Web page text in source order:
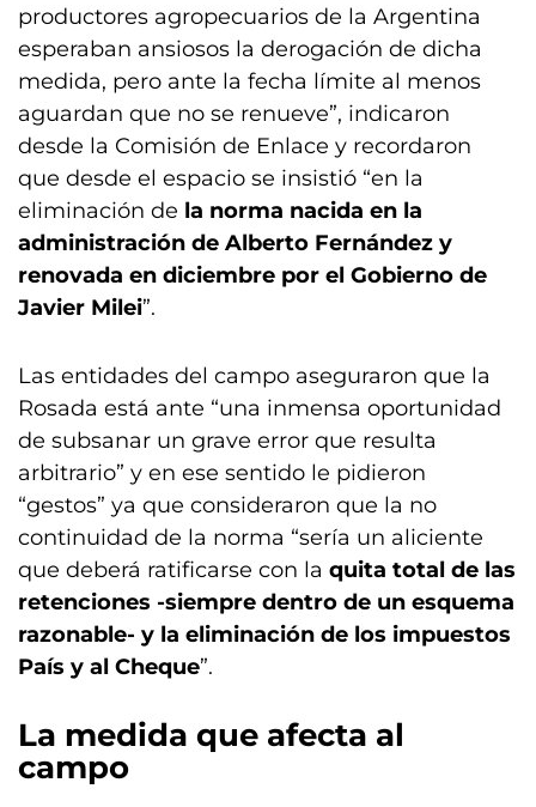
productores agropecuarios de la Argentina
esperaban ansiosos la derogación de dicha
medida, pero ante la fecha límite al menos
aguardan que no se renueve”, indicaron
desde la Comisión de Enlace y recordaron
que desde el espacio se insistió “en la
eliminación de la norma nacida en la
administración de Alberto Fernández y
renovada en diciembre por el Gobierno de
Javier Milei”.
Las entidades del campo aseguraron que la
Rosada está ante “una inmensa oportunidad
de subsanar un grave error que resulta
arbitrario” y en ese sentido le pidieron
“gestos” ya que consideraron que la no
continuidad de la norma “sería un aliciente
que deberá ratificarse con la quita total de las
retenciones -siempre dentro de un esquema
razonable- y la eliminación de los impuestos
País y al Cheque”.
La medida que afecta al
campo